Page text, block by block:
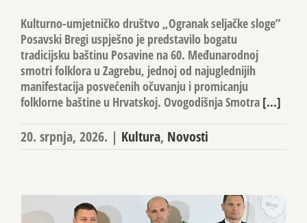
Kulturno-umjetničko društvo „Ogranak seljačke sloge”
Posavski Bregi uspješno je predstavilo bogatu
tradicijsku baštinu Posavine na 60. Međunarodnoj
smotri folklora u Zagrebu, jednoj od najuglednijih
manifestacija posvećenih očuvanju i promicanju
folklorne baštine u Hrvatskoj. Ovogodišnja Smotra [...]
20. srpnja, 2026. | Kultura, Novosti